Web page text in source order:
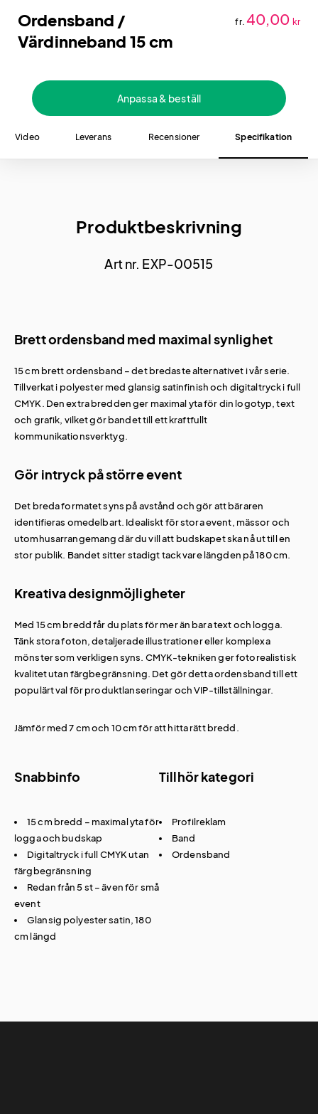
Ordensband /
Värdinneband 15 cm
fr. 40,00 kr
Anpassa & beställ
Video Leverans Recensioner Specifikation
Produktbeskrivning
Art nr. EXP-00515
Brett ordensband med maximal synlighet
15 cm brett ordensband – det bredaste alternativet i vår serie.
Tillverkat i polyester med glansig satinfinish och digitaltryck i full
CMYK. Den extra bredden ger maximal yta för din logotyp, text
och grafik, vilket gör bandet till ett kraftfullt
kommunikationsverktyg.
Gör intryck på större event
Det breda formatet syns på avstånd och gör att bäraren
identifieras omedelbart. Idealiskt för stora event, mässor och
utomhusarrangemang där du vill att budskapet ska nå ut till en
stor publik. Bandet sitter stadigt tack vare längden på 180 cm.
Kreativa designmöjligheter
Med 15 cm bredd får du plats för mer än bara text och logga.
Tänk stora foton, detaljerade illustrationer eller komplexa
mönster som verkligen syns. CMYK-tekniken ger fotorealistisk
kvalitet utan färgbegränsning. Det gör detta ordensband till ett
populärt val för produktlanseringar och VIP-tillställningar.
Jämför med7 cm och 10 cmför att hitta rätt bredd.
Snabbinfo
15 cm bredd – maximal yta för
logga och budskap
Digitaltryck i full CMYK utan
färgbegränsning
Redan från 5 st – även för små
event
Glansig polyester satin, 180
cm längd
Tillhör kategori
Profilreklam
Band
Ordensband